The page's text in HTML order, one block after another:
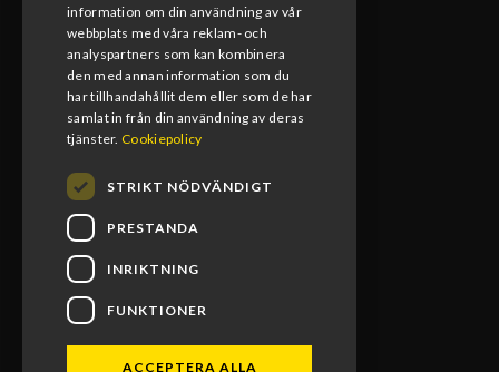
Lunchstängt
12:00-13:00
BLOMS MX RACING 2026. ALL RIGHTS RESERVED.
information om din användning av vår
webbplats med våra reklam- och
analyspartners som kan kombinera
den med annan information som du
har tillhandahållit dem eller som de har
samlat in från din användning av deras
tjänster. Cookiepolicy
STRIKT NÖDVÄNDIGT
PRESTANDA
INRIKTNING
FUNKTIONER
ACCEPTERA ALLA